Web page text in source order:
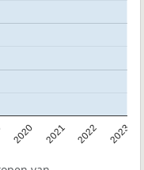
2020 2021 2022 2023